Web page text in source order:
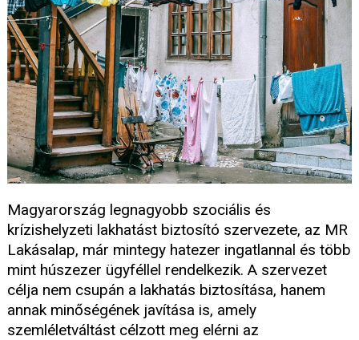
Magyarország legnagyobb szociális és
krízishelyzeti lakhatást biztosító szervezete, az MR
Lakásalap, már mintegy hatezer ingatlannal és több
mint húszezer ügyféllel rendelkezik. A szervezet
célja nem csupán a lakhatás biztosítása, hanem
annak minőségének javítása is, amely
szemléletváltást célzott meg elérni az